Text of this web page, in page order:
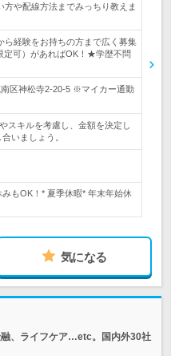
や配線方法までみっちり教えま
経験をお持ちの方まで広く募集
定可）があればOK！★学歴不問
南区神松寺2-20-5 ※マイカー通勤
スキルを考慮し、金額を決定し
いましょう。
もOK！* 夏季休暇* 年末年始休
気になる
、ライフケア…etc。国内外30社